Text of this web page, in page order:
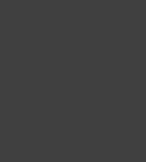
die Inhalte jetzt